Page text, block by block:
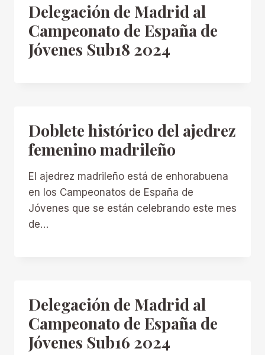
Delegación de Madrid al
Campeonato de España de
Jóvenes Sub18 2024
Doblete histórico del ajedrez
femenino madrileño
El ajedrez madrileño está de enhorabuena
en los Campeonatos de España de
Jóvenes que se están celebrando este mes
de…
Delegación de Madrid al
Campeonato de España de
Jóvenes Sub16 2024